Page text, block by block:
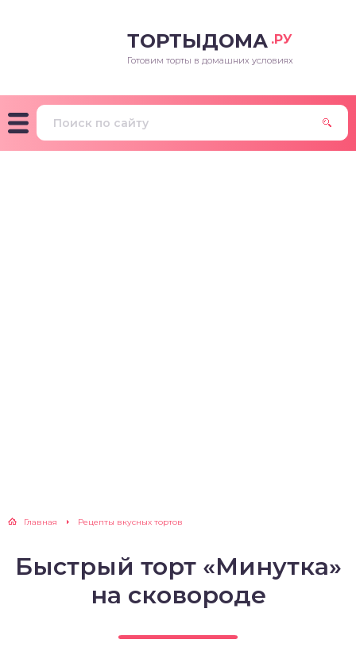
ТОРТЫДОМА .РУ
Готовим торты в домашних условиях
Главная Рецепты вкусных тортов
Быстрый торт «Минутка»
на сковороде